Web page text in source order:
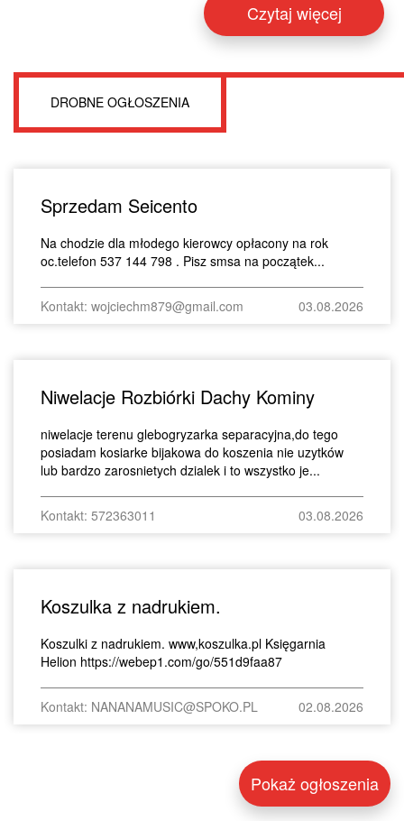
Czytaj więcej
DROBNE OGŁOSZENIA
Sprzedam Seicento
Na chodzie dla młodego kierowcy opłacony na rok
oc.telefon 537 144 798 . Pisz smsa na początek...
Kontakt: wojciechm879@gmail.com 03.08.2026
Niwelacje Rozbiórki Dachy Kominy
niwelacje terenu glebogryzarka separacyjna,do tego
posiadam kosiarke bijakowa do koszenia nie uzytków
lub bardzo zarosnietych dzialek i to wszystko je...
Kontakt: 572363011 03.08.2026
Koszulka z nadrukiem.
Koszulki z nadrukiem. www,koszulka.pl Księgarnia
Helion https://webep1.com/go/551d9faa87
Kontakt: NANANAMUSIC@SPOKO.PL 02.08.2026
Pokaż ogłoszenia